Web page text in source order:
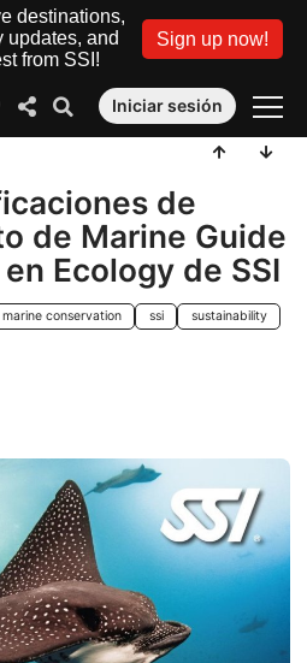
destinations,
updates, and
from SSI!
Sign up now!
Iniciar sesión
de
de Marine Guide
Ecology de SSI
marine conservation ssi
sustainability